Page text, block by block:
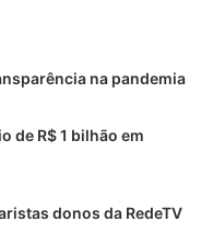
na pandemia
de R$ 1 bilhão em
donos da RedeTV